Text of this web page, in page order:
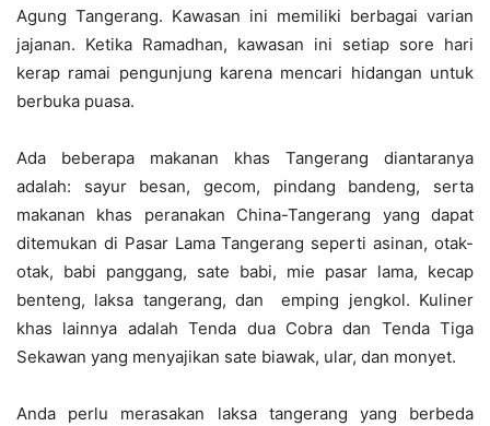
Agung Tangerang. Kawasan ini memiliki berbagai varian
jajanan. Ketika Ramadhan, kawasan ini setiap sore hari
kerap ramai pengunjung karena mencari hidangan untuk
berbuka puasa.
Ada beberapa makanan khas Tangerang diantaranya
adalah: sayur besan, gecom, pindang bandeng, serta
makanan khas peranakan China-Tangerang yang dapat
ditemukan di Pasar Lama Tangerang seperti asinan, otak-
otak, babi panggang, sate babi, mie pasar lama, kecap
benteng, laksa tangerang, dan emping jengkol. Kuliner
khas lainnya adalah Tenda dua Cobra dan Tenda Tiga
Sekawan yang menyajikan sate biawak, ular, dan monyet.
Anda perlu merasakan laksa tangerang yang berbeda